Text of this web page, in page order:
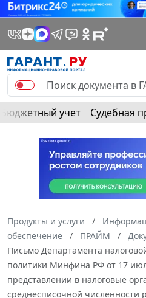
Бюджетный учет Судебная
Продукты и услуги
обеспечение
ПРАЙМ
Письмо Департамента
политики Минфина РФ от 17
представлении в налоговые
среднесписочной численности